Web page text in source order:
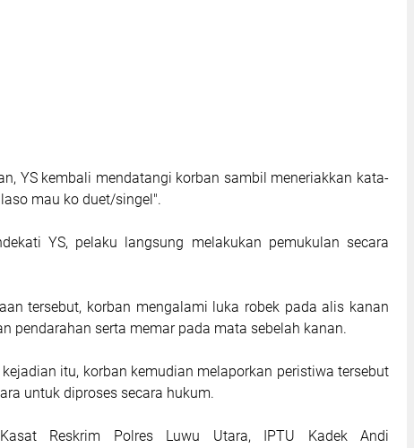
YS kembali mendatangi korban sambil meneriakkan kata-
mau ko duet/singel".
YS, pelaku langsung melakukan pemukulan secara
tersebut, korban mengalami luka robek pada alis kanan
pendarahan serta memar pada mata sebelah kanan.
itu, korban kemudian melaporkan peristiwa tersebut
untuk diproses secara hukum.
Reskrim Polres Luwu Utara, IPTU Kadek Andi